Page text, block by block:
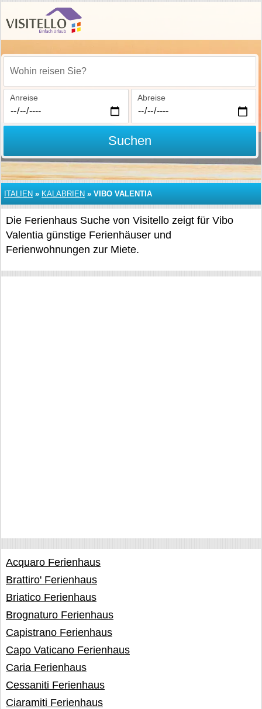
Wohin reisen Sie?
Anreise Abreise
Suchen
ITALIEN » KALABRIEN » VIBO VALENTIA
Die Ferienhaus Suche von Visitello zeigt für Vibo
Valentia günstige Ferienhäuser und
Ferienwohnungen zur Miete.
Acquaro Ferienhaus
Brattiro' Ferienhaus
Briatico Ferienhaus
Brognaturo Ferienhaus
Capistrano Ferienhaus
Capo Vaticano Ferienhaus
Caria Ferienhaus
Cessaniti Ferienhaus
Ciaramiti Ferienhaus